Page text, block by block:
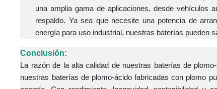
una amplia gama de aplicaciones, desde vehículos
respaldo. Ya sea que necesite una potencia de
energía para uso industrial, nuestras baterías pueden
Conclusión:
La razón de la alta calidad de nuestras baterías de
nuestras baterías de plomo-ácido fabricadas con plomo